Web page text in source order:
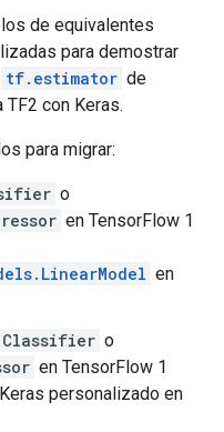
de equivalentes
para demostrar
tf.estimator de
con Keras.
para migrar:
o
en TensorFlow 1
en
Classifier o
en TensorFlow 1
personalizado en